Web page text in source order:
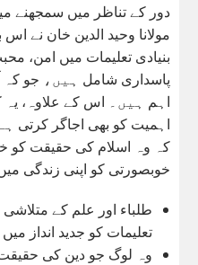
دور کے تناظر میں سمجھنے
مولانا وحید الدین خان نے
بنیادی تعلیمات میں امن،
پاسداری شامل ہیں، جو کہ
اہم ہیں۔ اس کے علاوہ، یہ
اہمیت کو بھی اجاگر کرتی
کہ وہ اسلام کی حقیقت کو
خوبصورتی کو اپنی زندگی میں
طلباء اور علم کے
تعلیمات کو جدید انداز
وہ لوگ جو دین کی